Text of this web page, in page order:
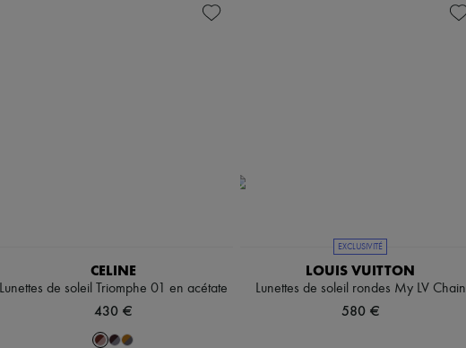
CELINE
Lunettes de soleil Triomphe 01 en acétate
430 €
EXCLUSIVITÉ
LOUIS VUITTON
Lunettes de soleil rondes My LV Chain
580 €